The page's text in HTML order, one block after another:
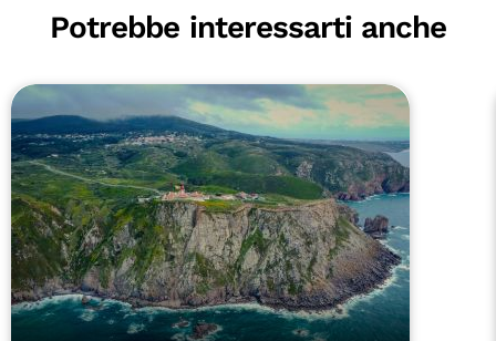
Potrebbe interessarti anche